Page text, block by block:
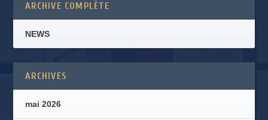
ARCHIVE COMPLÈTE
NEWS
ARCHIVES
mai 2026